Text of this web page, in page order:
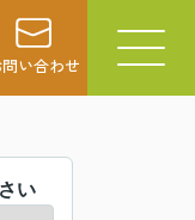
問い合わせ
い